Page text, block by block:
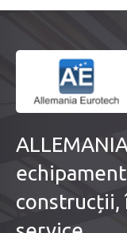
construcții,